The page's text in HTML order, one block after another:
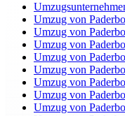
Umzug von
Umzug von
Umzug von
Umzug von
Umzug von
Umzug von
Umzug von
Umzug von